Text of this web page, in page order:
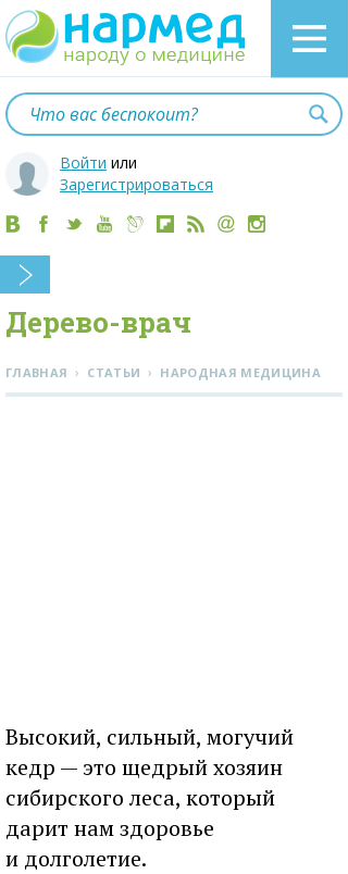
Войти или
Зарегистрироваться
Дерево-врач
ГЛАВНАЯ › СТАТЬИ › НАРОДНАЯ МЕДИЦИНА
Высокий, сильный, могучий
кедр — это щедрый хозяин
сибирского леса, который
дарит нам здоровье
и долголетие.